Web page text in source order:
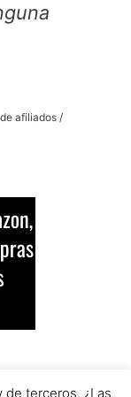
afiliados /
terceros. ¿Las